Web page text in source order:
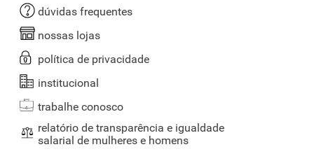
dúvidas frequentes
nossas lojas
política de privacidade
institucional
trabalhe conosco
relatório de transparência e igualdade
salarial de mulheres e homens